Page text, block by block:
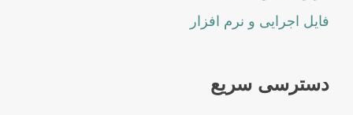
فایل اجرایی و نرم افزار
دسترسی سریع